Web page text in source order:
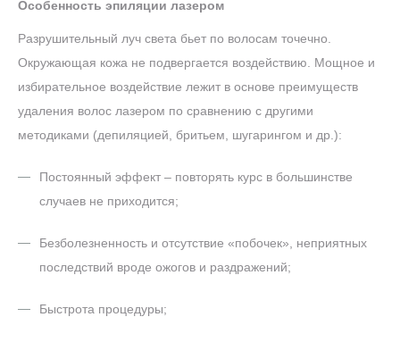
Особенность эпиляции лазером
Разрушительный луч света бьет по волосам точечно.
Окружающая кожа не подвергается воздействию. Мощное и
избирательное воздействие лежит в основе преимуществ
удаления волос лазером по сравнению с другими
методиками (депиляцией, бритьем, шугарингом и др.):
Постоянный эффект – повторять курс в большинстве
случаев не приходится;
Безболезненность и отсутствие «побочек», неприятных
последствий вроде ожогов и раздражений;
Быстрота процедуры;